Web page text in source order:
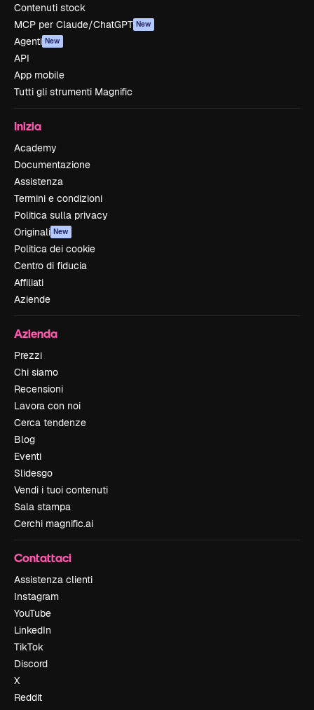
Contenuti stock
MCP per Claude/ChatGPT New
Agenti New
API
App mobile
Tutti gli strumenti Magnific
Inizia
Academy
Documentazione
Assistenza
Termini e condizioni
Politica sulla privacy
Originali New
Politica dei cookie
Centro di fiducia
Affiliati
Aziende
Azienda
Prezzi
Chi siamo
Recensioni
Lavora con noi
Cerca tendenze
Blog
Eventi
Slidesgo
Vendi i tuoi contenuti
Sala stampa
Cerchi magnific.ai
Contattaci
Assistenza clienti
Instagram
YouTube
LinkedIn
TikTok
Discord
X
Reddit